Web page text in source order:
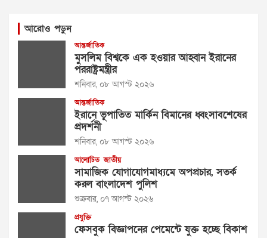
আরোও পড়ুন
আন্তর্জাতিক
মুসলিম বিশ্বকে এক হওয়ার আহ্বান ইরানের
পররাষ্ট্রমন্ত্রীর
শনিবার, ০৮ আগস্ট ২০২৬
আন্তর্জাতিক
ইরানে ভূপাতিত মার্কিন বিমানের ধ্বংসাবশেষের
প্রদর্শনী
শনিবার, ০৮ আগস্ট ২০২৬
আলোচিত জাতীয়
সামাজিক যোগাযোগমাধ্যমে অপপ্রচার, সতর্ক
করল বাংলাদেশ পুলিশ
শুক্রবার, ০৭ আগস্ট ২০২৬
প্রযুক্তি
ফেসবুক বিজ্ঞাপনের পেমেন্টে যুক্ত হচ্ছে বিকাশ